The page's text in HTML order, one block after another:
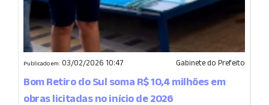
Publicado em: 03/02/2026 10:47 Gabinete do Prefeito
Bom Retiro do Sul soma R$ 10,4 milhões em
obras licitadas no início de 2026